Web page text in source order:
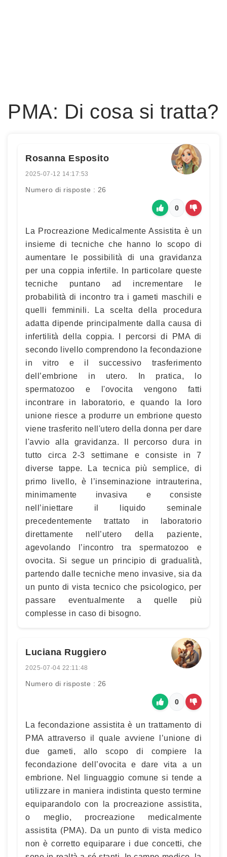
PMA: Di cosa si tratta?
Rosanna Esposito
2025-07-12 14:17:53
Numero di risposte : 26
0
La Procreazione Medicalmente Assistita è un
insieme di tecniche che hanno lo scopo di
aumentare le possibilità di una gravidanza
per una coppia infertile. In particolare queste
tecniche puntano ad incrementare le
probabilità di incontro tra i gameti maschili e
quelli femminili. La scelta della procedura
adatta dipende principalmente dalla causa di
infertilità della coppia. I percorsi di PMA di
secondo livello comprendono la fecondazione
in vitro e il successivo trasferimento
dell’embrione in utero. In pratica, lo
spermatozoo e l'ovocita vengono fatti
incontrare in laboratorio, e quando la loro
unione riesce a produrre un embrione questo
viene trasferito nell'utero della donna per dare
l'avvio alla gravidanza. Il percorso dura in
tutto circa 2-3 settimane e consiste in 7
diverse tappe. La tecnica più semplice, di
primo livello, è l’inseminazione intrauterina,
minimamente invasiva e consiste
nell’iniettare il liquido seminale
precedentemente trattato in laboratorio
direttamente nell’utero della paziente,
agevolando l’incontro tra spermatozoo e
ovocita. Si segue un principio di gradualità,
partendo dalle tecniche meno invasive, sia da
un punto di vista tecnico che psicologico, per
passare eventualmente a quelle più
complesse in caso di bisogno.
Luciana Ruggiero
2025-07-04 22:11:48
Numero di risposte : 26
0
La fecondazione assistita è un trattamento di
PMA attraverso il quale avviene l’unione di
due gameti, allo scopo di compiere la
fecondazione dell’ovocita e dare vita a un
embrione. Nel linguaggio comune si tende a
utilizzare in maniera indistinta questo termine
equiparandolo con la procreazione assistita,
o meglio, procreazione medicalmente
assistita (PMA). Da un punto di vista medico
non è corretto equiparare i due concetti, che